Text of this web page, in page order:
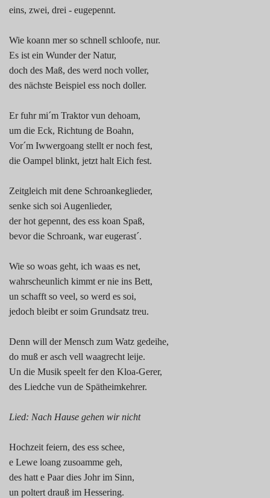
eins, zwei, drei - eugepennt.
Wie koann mer so schnell schloofe, nur.
Es ist ein Wunder der Natur,
doch des Maß, des werd noch voller,
des nächste Beispiel ess noch doller.
Er fuhr mi´m Traktor vun dehoam,
um die Eck, Richtung de Boahn,
Vor´m Iwwergoang stellt er noch fest,
die Oampel blinkt, jetzt halt Eich fest.
Zeitgleich mit dene Schroankeglieder,
senke sich soi Augenlieder,
der hot gepennt, des ess koan Spaß,
bevor die Schroank, war eugerast´.
Wie so woas geht, ich waas es net,
wahrscheunlich kimmt er nie ins Bett,
un schafft so veel, so werd es soi,
jedoch bleibt er soim Grundsatz treu.
Denn will der Mensch zum Watz gedeihe,
do muß er asch vell waagrecht leije.
Un die Musik speelt fer den Kloa-Gerer,
des Liedche vun de Spätheimkehrer.
Lied: Nach Hause gehen wir nicht
Hochzeit feiern, des ess schee,
e Lewe loang zusoamme geh,
des hatt e Paar dies Johr im Sinn,
un poltert drauß im Hessering.